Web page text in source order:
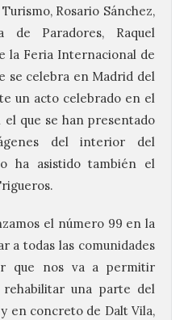
Rosario Sánchez,
Paradores, Raquel
la Feria Internacional de
se celebra en Madrid del
un acto celebrado en el
que se han presentado
del interior del
ha asistido también el
el número 99 en la
a todas las comunidades
que nos va a permitir
una parte del
en concreto de Dalt Vila,